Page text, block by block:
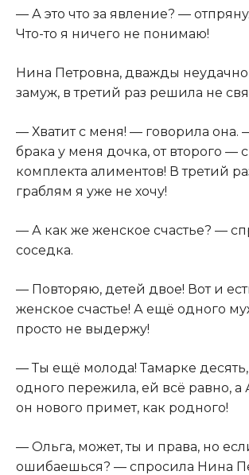
— А это что за явление? —
Что-то я ничего не понимаю!
Нина Петровна, дважды
замуж, в третий раз решила не
— Хватит с меня! — говорила она.
брака у меня дочка, от второго —
комплекта алиментов! В третий
граблям я уже не хочу!
— А как же женское счастье? —
соседка.
— Повторяю, детей двое! Вот и
женское счастье! А ещё одного
просто не выдержу!
— Ты ещё молода! Тамарке
одного пережила, ей всё равно, а
он нового примет, как родного!
— Ольга, может, ты и права, но
ошибаешься? — спросила Нина